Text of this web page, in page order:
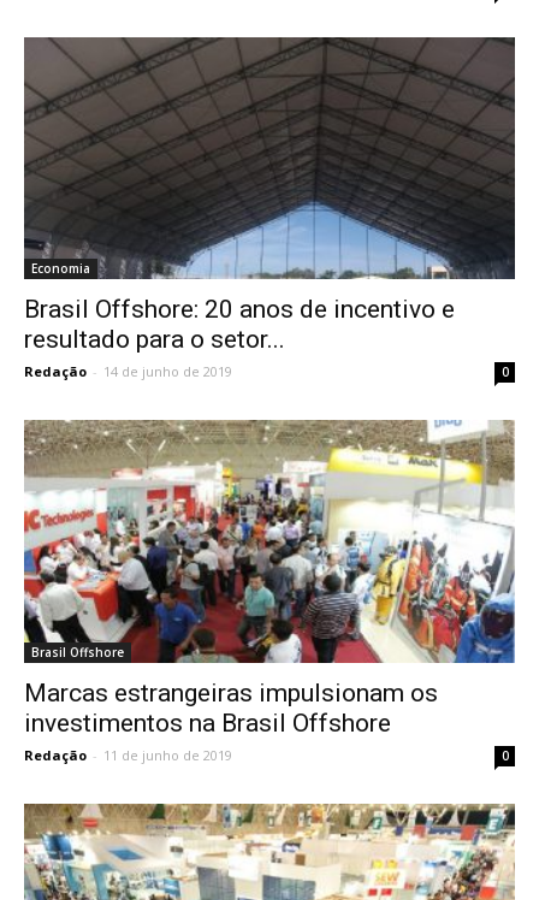
Economia
Brasil Offshore: 20 anos de incentivo e
resultado para o setor...
Redação - 14 de junho de 2019 0
Brasil Offshore
Marcas estrangeiras impulsionam os
investimentos na Brasil Offshore
Redação - 11 de junho de 2019 0